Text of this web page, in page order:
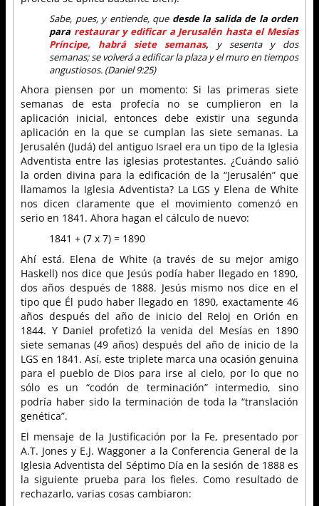
Sabe, pues, y entiende, que desde la salida de la orden
para restaurar y edificar a Jerusalén hasta el Mesías
Príncipe, habrá siete semanas, y sesenta y dos
semanas; se volverá a edificar la plaza y el muro en tiempos
angustiosos. (Daniel 9:25)
Ahora piensen por un momento: Si las primeras siete
semanas de esta profecía no se cumplieron en la
aplicación inicial, entonces debe existir una segunda
aplicación en la que se cumplan las siete semanas. La
Jerusalén (Judá) del antiguo Israel era un tipo de la Iglesia
Adventista entre las iglesias protestantes. ¿Cuándo salió
la orden divina para la edificación de la “Jerusalén” que
llamamos la Iglesia Adventista? La LGS y Elena de White
nos dicen claramente que el movimiento comenzó en
serio en 1841. Ahora hagan el cálculo de nuevo:
1841 + (7 x 7) = 1890
Ahí está. Elena de White (a través de su mejor amigo
Haskell) nos dice que Jesús podía haber llegado en 1890,
dos años después de 1888. Jesús mismo nos dice en el
tipo que Él pudo haber llegado en 1890, exactamente 46
años después del año de inicio del Reloj en Orión en
1844. Y Daniel profetizó la venida del Mesías en 1890
siete semanas (49 años) después del año de inicio de la
LGS en 1841. Así, este triplete marca una ocasión genuina
para el pueblo de Dios para irse al cielo, por lo que no
sólo es un “codón de terminación” intermedio, sino
podría haber sido la terminación de toda la “translación
genética”.
El mensaje de la Justificación por la Fe, presentado por
A.T. Jones y E.J. Waggoner a la Conferencia General de la
Iglesia Adventista del Séptimo Día en la sesión de 1888 es
la siguiente prueba para los fieles. Como resultado de
rechazarlo, varias cosas cambiaron: